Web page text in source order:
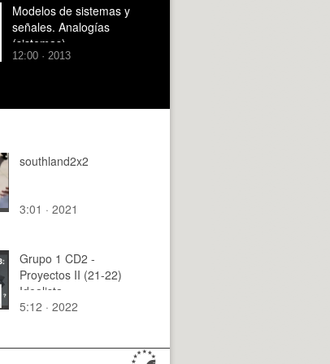
ARQUITECURA".
Modelos de sistemas y
señales. Analogías
(sistemas)
12:00 · 2013
southland2x2
3:01 · 2021
Grupo 1 CD2 -
Proyectos II (21-22)
Idealista
5:12 · 2022